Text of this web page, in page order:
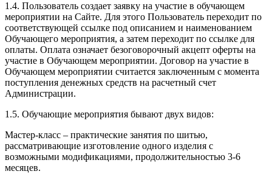
1.4. Пользователь создает заявку на участие в обучающем
мероприятии на Сайте. Для этого Пользователь переходит по
соответствующей ссылке под описанием и наименованием
Обучающего мероприятия, а затем переходит по ссылке для
оплаты. Оплата означает безоговорочный акцепт оферты на
участие в Обучающем мероприятии. Договор на участие в
Обучающем мероприятии считается заключенным с момента
поступления денежных средств на расчетный счет
Администрации.
1.5. Обучающие мероприятия бывают двух видов:
Мастер-класс – практические занятия по шитью,
рассматривающие изготовление одного изделия с
возможными модификациями, продолжительностью 3-6
месяцев.